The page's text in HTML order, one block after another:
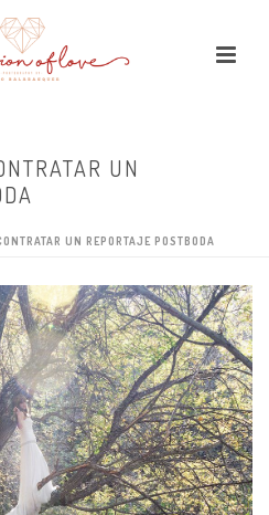
UN
UN REPORTAJE POSTBODA